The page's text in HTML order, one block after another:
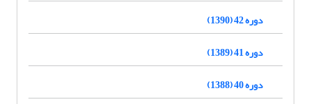
دوره 42 (1390)
دوره 41 (1389)
دوره 40 (1388)